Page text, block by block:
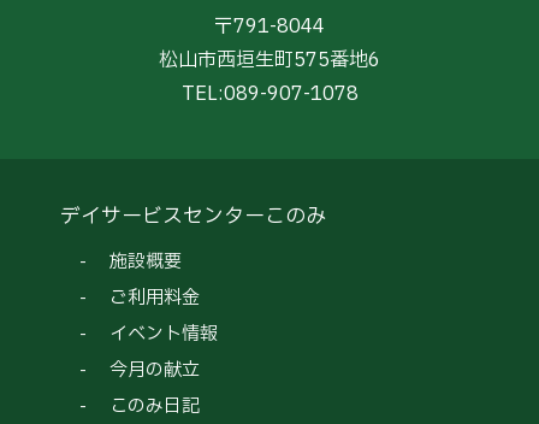
〒791-8044
松山市西垣生町575番地6
TEL:089-907-1078
デイサービスセンターこのみ
施設概要
ご利用料金
イベント情報
今月の献立
このみ日記